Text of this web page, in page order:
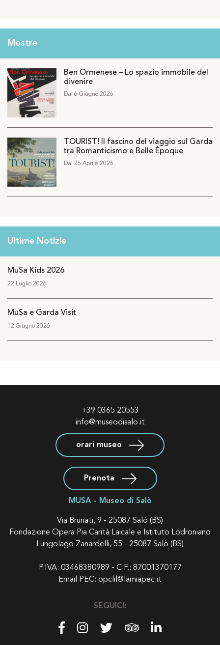
Mostre
Ben Ormenese – Lo spazio immobile del
divenire
Dal 6 Giugno 2026
TOURIST! Il fascino del viaggio sul Garda
tra Romanticismo e Belle Époque
Dal 26 Aprile 2026
Ultime Notizie
MuSa Kids 2026
22 Luglio 2026
MuSa e Garda Visit
12 Giugno 2026
+39 0365 20553
info@museodisalo.it
orari museo
Prenota
MUSA - Museo di Salò
Via Brunati, 9 - 25087 Salò (BS)
Fondazione Opera Pia Carità Laicale e Istituto Lodroniano
Lungolago Zanardelli, 55 - 25087 Salò (BS)
P.IVA: 03468380989 - C.F.: 87001370177
Email PEC: opclil@lamiapec.it
SEGUICI: